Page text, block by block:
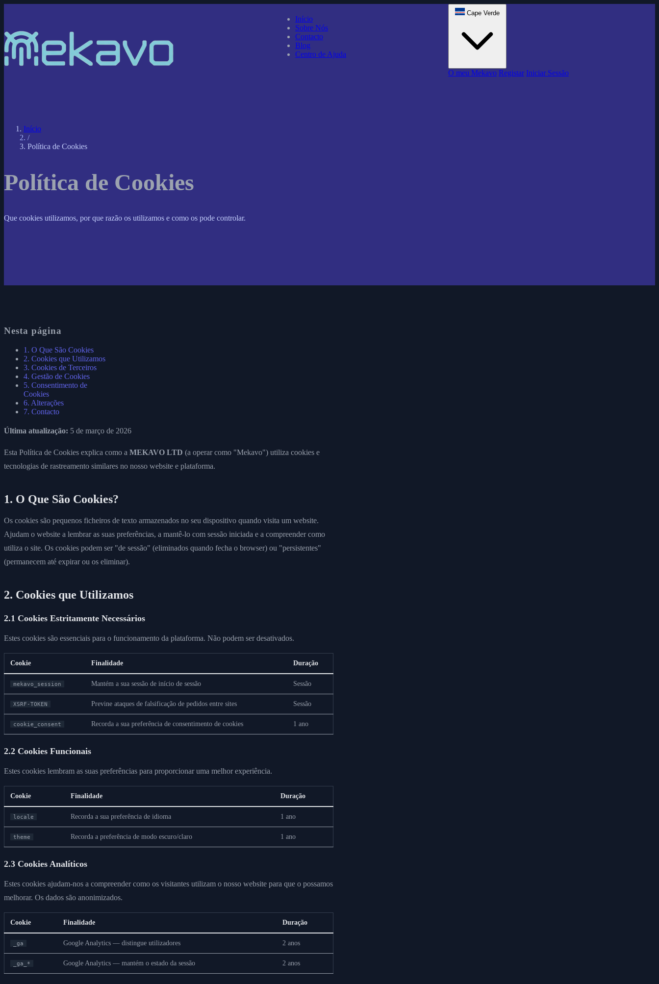
Início
Sobre Nós
Contacto
Blog
Centro de Ajuda
Cape Verde
O meu Mekavo Registar Iniciar Sessão
Início
/
Política de Cookies
Política de Cookies
Que cookies utilizamos, por que razão os utilizamos e como os pode controlar.
Nesta página
1. O Que São Cookies
2. Cookies que Utilizamos
3. Cookies de Terceiros
4. Gestão de Cookies
5. Consentimento de
Cookies
6. Alterações
7. Contacto
Última atualização: 5 de março de 2026
Esta Política de Cookies explica como a MEKAVO LTD (a operar como "Mekavo") utiliza cookies e
tecnologias de rastreamento similares no nosso website e plataforma.
1. O Que São Cookies?
Os cookies são pequenos ficheiros de texto armazenados no seu dispositivo quando visita um website.
Ajudam o website a lembrar as suas preferências, a mantê-lo com sessão iniciada e a compreender como
utiliza o site. Os cookies podem ser "de sessão" (eliminados quando fecha o browser) ou "persistentes"
(permanecem até expirar ou os eliminar).
2. Cookies que Utilizamos
2.1 Cookies Estritamente Necessários
Estes cookies são essenciais para o funcionamento da plataforma. Não podem ser desativados.
Cookie Finalidade Duração
mekavo_session Mantém a sua sessão de início de sessão Sessão
XSRF-TOKEN Previne ataques de falsificação de pedidos entre sites Sessão
cookie_consent Recorda a sua preferência de consentimento de cookies 1 ano
2.2 Cookies Funcionais
Estes cookies lembram as suas preferências para proporcionar uma melhor experiência.
Cookie Finalidade Duração
locale Recorda a sua preferência de idioma 1 ano
theme Recorda a preferência de modo escuro/claro 1 ano
2.3 Cookies Analíticos
Estes cookies ajudam-nos a compreender como os visitantes utilizam o nosso website para que o possamos
melhorar. Os dados são anonimizados.
Cookie Finalidade Duração
_ga Google Analytics — distingue utilizadores 2 anos
_ga_* Google Analytics — mantém o estado da sessão 2 anos